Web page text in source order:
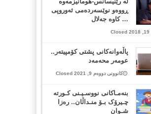
ڕووەو نوێسەردەمى ئەوروپى
… کاوە جەلال
پاڵەوانەکانی پشتی کۆمپیتەر..
عومەر محەمەد
کانوونی دووەم 9, 2021 Closed
بنەمـاکانی نووسـیـنی کـورتە
چـیرۆک بـۆ منـداڵان.. رەزا
شـوان